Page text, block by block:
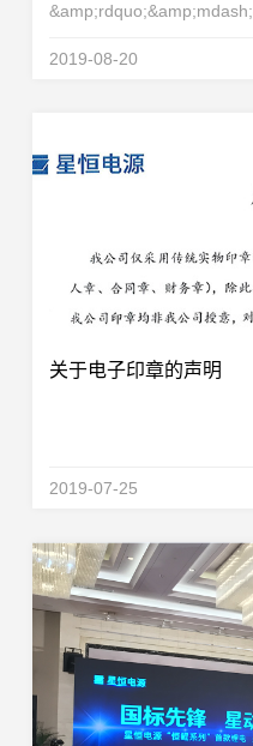
动力锂电池千万组应用的
2019-08-20
关于电子印章的声明
2019-07-25